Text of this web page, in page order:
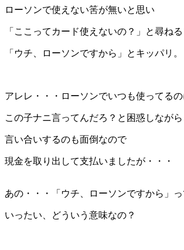
ローソンで使えない筈が無いと思い
「ここってカード使えないの？」と尋ねる
「ウチ、ローソンですから」とキッパリ。
アレレ・・・ローソンでいつも使ってるの
この子ナニ言ってんだろ？と困惑しながら
言い合いするのも面倒なので
現金を取り出して支払いましたが・・・
あの・・・「ウチ、ローソンですから」っ
いったい、どういう意味なの？